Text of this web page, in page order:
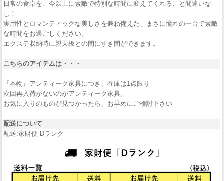
日常の食卓を、今以上に素敵で特別な時間に変えてくれること間違いな
し！
実用性とロマンティックな美しさを兼ね備えた、まさに憧れの一台で素敵
な時間をお過ごしください。
エクステ収納時に親天板との間にすき間ができます。
こちらのアイテムは・・・
『本物』アンティーク家具につき、在庫は1点限り
次回再入荷がないのがアンティーク家具。
お気に入りのものが見つかったら、お早めにご検討下さい
配送について
配送:家財便 Dランク